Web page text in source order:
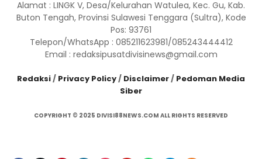
Alamat : LINGK V, Desa/Kelurahan Watulea, Kec. Gu, Kab.
Buton Tengah, Provinsi Sulawesi Tenggara (Sultra), Kode
Pos: 93761
Telepon/WhatsApp : 085211623981/085243444412
Email : redaksipusatdivisinews@gmail.com
Redaksi/ Privacy Policy/ Disclaimer/ Pedoman Media
Siber
COPYRIGHT © 2025 DIVISI88NEWS.COM ALL RIGHTS RESERVED